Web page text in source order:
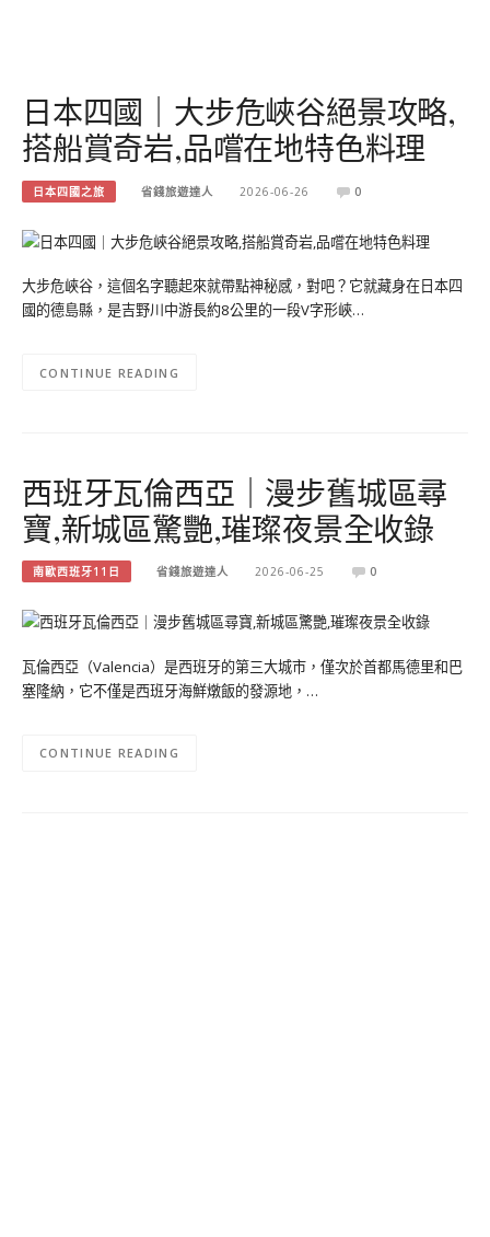
日本四國｜大步危峽谷絕景攻略,
搭船賞奇岩,品嚐在地特色料理
日本四國之旅 省錢旅遊達人 2026-06-26 0
大步危峽谷，這個名字聽起來就帶點神秘感，對吧？它就藏身在日本四
國的德島縣，是吉野川中游長約8公里的一段V字形峽…
CONTINUE READING
西班牙瓦倫西亞｜漫步舊城區尋
寶,新城區驚艷,璀璨夜景全收錄
南歐西班牙11日 省錢旅遊達人 2026-06-25 0
瓦倫西亞（Valencia）是西班牙的第三大城市，僅次於首都馬德里和巴
塞隆納，它不僅是西班牙海鮮燉飯的發源地，…
CONTINUE READING